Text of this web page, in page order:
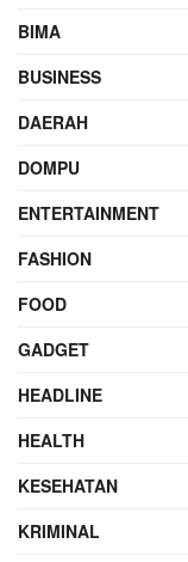
BIMA
BUSINESS
DAERAH
DOMPU
ENTERTAINMENT
FASHION
FOOD
GADGET
HEADLINE
HEALTH
KESEHATAN
KRIMINAL